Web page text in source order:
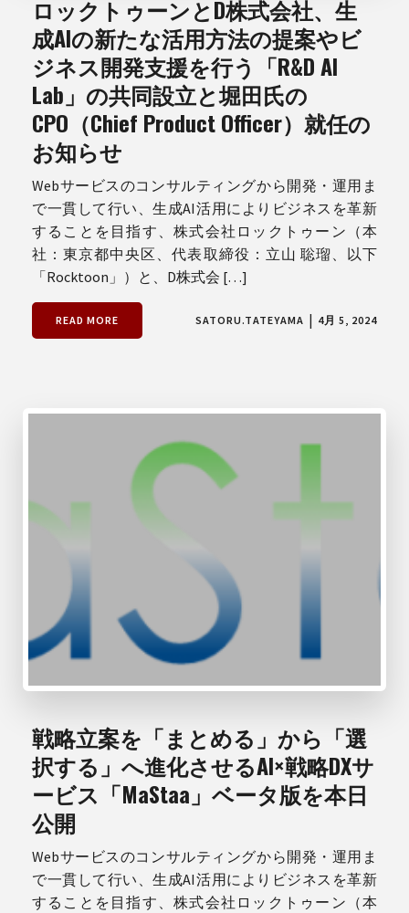
ロックトゥーンとD株式会社、生
成AIの新たな活用方法の提案やビ
ジネス開発支援を行う「R&D AI
Lab」の共同設立と堀田氏の
CPO（Chief Product Officer）就任の
お知らせ
Webサービスのコンサルティングから開発・運用ま
で一貫して行い、生成AI活用によりビジネスを革新
することを目指す、株式会社ロックトゥーン（本
社：東京都中央区、代表取締役：立山 聡瑠、以下
「Rocktoon」）と、D株式会 […]
READ MORE SATORU.TATEYAMA | 4月 5, 2024
戦略立案を「まとめる」から「選
択する」へ進化させるAI×戦略DXサ
ービス「MaStaa」ベータ版を本日
公開
Webサービスのコンサルティングから開発・運用ま
で一貫して行い、生成AI活用によりビジネスを革新
することを目指す、株式会社ロックトゥーン（本